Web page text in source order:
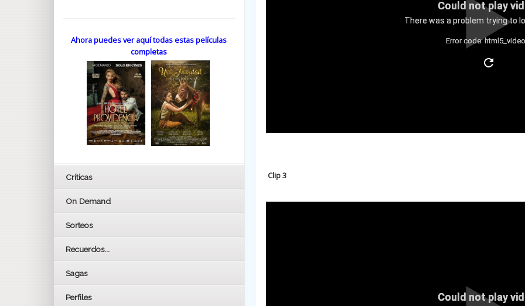
Could not play
There was a problem trying to
Error code:
Clip 3
Could not play
Ahora puedes ver aquí todas estas películas
completas
Críticas
On Demand
Sorteos
Recuerdos...
Sagas
Perfiles